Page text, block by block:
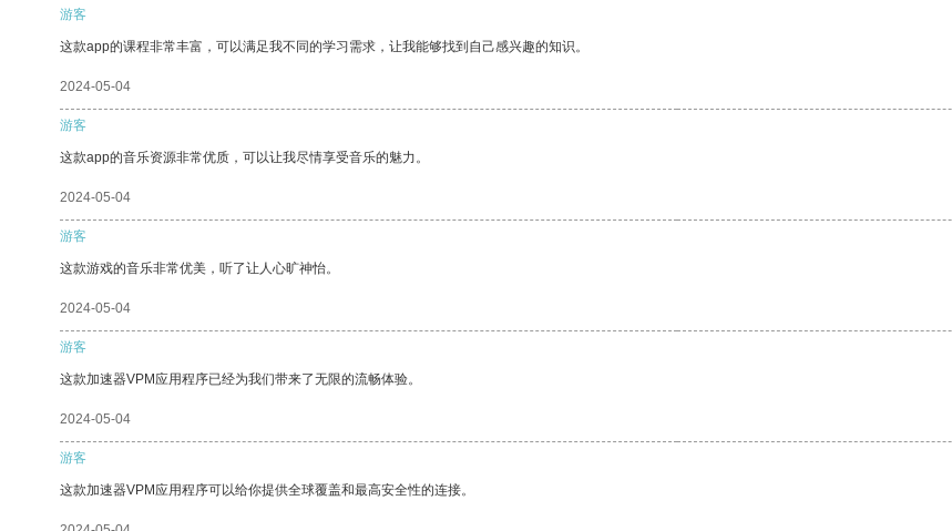
游客
这款app的课程非常丰富，可以满足我不同的学习需求，让我能够找到自己感兴趣的知识。
2024-05-04
游客
这款app的音乐资源非常优质，可以让我尽情享受音乐的魅力。
2024-05-04
游客
这款游戏的音乐非常优美，听了让人心旷神怡。
2024-05-04
游客
这款加速器VPM应用程序已经为我们带来了无限的流畅体验。
2024-05-04
游客
这款加速器VPM应用程序可以给你提供全球覆盖和最高安全性的连接。